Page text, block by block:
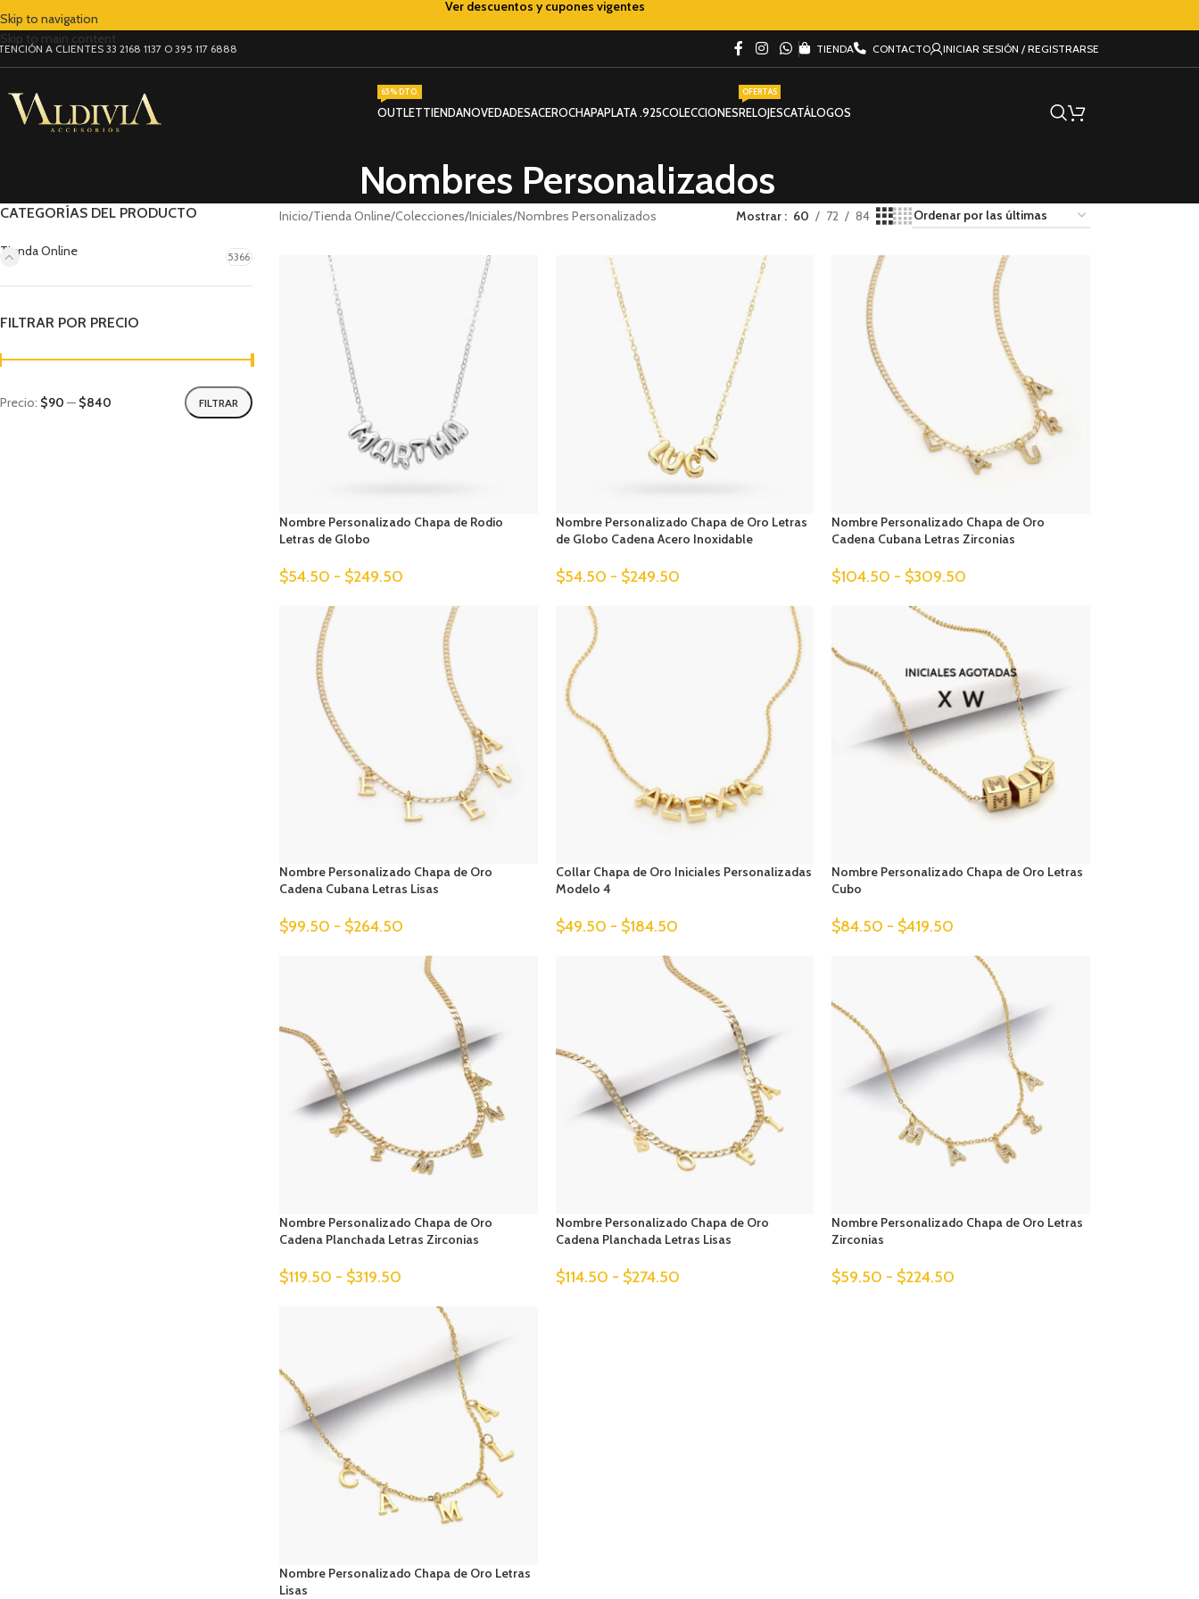
Skip to navigation
Skip to main content
Ver descuentos y cupones vigentes
A CLIENTES 33 2168 1137 O 395 117 6888 TIENDA CONTACTO INICIAR SESIÓN / REGISTRARSE
OUTLET
65% DTO.
TIENDANOVEDADESACEROCHAPAPLATA .925COLECCIONESRELOJES
OFERTAS
CATÁLOGOS
Nombres Personalizados
CATEGORÍAS DEL PRODUCTO
Tienda Online 5366
FILTRAR POR PRECIO
FILTRAR
Precio: $90 — $840
Inicio Tienda Online Colecciones Iniciales Nombres Personalizados Mostrar 60 72 84
Nombre Personalizado Chapa de Rodio
Letras de Globo
$54.50 - $249.50
Nombre Personalizado Chapa de Oro Letras
de Globo Cadena Acero Inoxidable
$54.50 - $249.50
Nombre Personalizado Chapa de Oro
Cadena Cubana Letras Zirconias
$104.50 - $309.50
Nombre Personalizado Chapa de Oro
Cadena Cubana Letras Lisas
$99.50 - $264.50
Collar Chapa de Oro Iniciales Personalizadas
Modelo 4
$49.50 - $184.50
Nombre Personalizado Chapa de Oro Letras
Cubo
$84.50 - $419.50
Nombre Personalizado Chapa de Oro
Cadena Planchada Letras Zirconias
$119.50 - $319.50
Nombre Personalizado Chapa de Oro
Cadena Planchada Letras Lisas
$114.50 - $274.50
Nombre Personalizado Chapa de Oro Letras
Zirconias
$59.50 - $224.50
Nombre Personalizado Chapa de Oro Letras
Lisas